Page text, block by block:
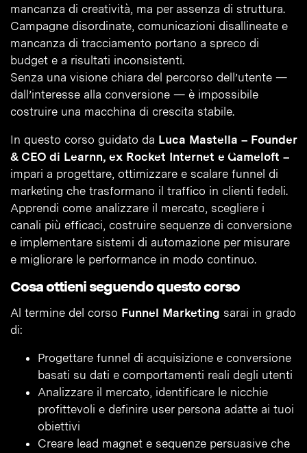
mancanza di creatività, ma per assenza di struttura.
Campagne disordinate, comunicazioni disallineate e
mancanza di tracciamento portano a spreco di
budget e a risultati inconsistenti.
Senza una visione chiara del percorso dell’utente —
dall’interesse alla conversione — è impossibile
costruire una macchina di crescita stabile.
In questo corso guidato da Luca Mastella – Founder
& CEO di Learnn, ex Rocket Internet e Gameloft –
impari a progettare, ottimizzare e scalare funnel di
marketing che trasformano il traffico in clienti fedeli.
Apprendi come analizzare il mercato, scegliere i
canali più efficaci, costruire sequenze di conversione
e implementare sistemi di automazione per misurare
e migliorare le performance in modo continuo.
Cosa ottieni seguendo questo corso
Al termine del corso Funnel Marketing sarai in grado
di:
Progettare funnel di acquisizione e conversione
basati su dati e comportamenti reali degli utenti
Analizzare il mercato, identificare le nicchie
profittevoli e definire user persona adatte ai tuoi
obiettivi
Creare lead magnet e sequenze persuasive che